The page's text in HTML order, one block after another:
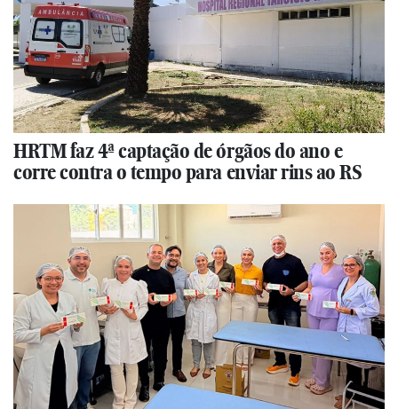
HRTM faz 4ª captação de órgãos do ano e
corre contra o tempo para enviar rins ao RS